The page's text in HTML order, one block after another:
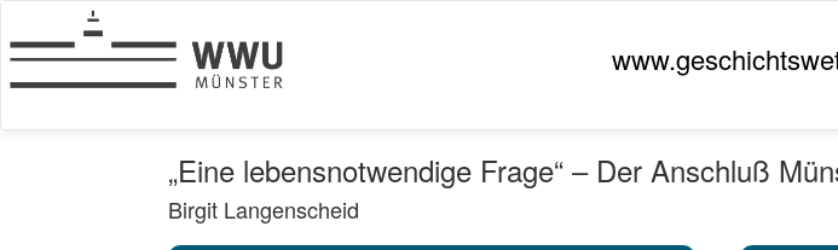
„Eine lebensnotwendige Frage“ – Der Anschluß
Birgit Langenscheid